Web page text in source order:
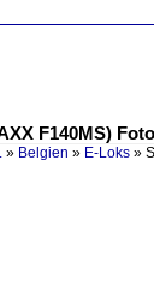
F140MS)
» Belgien » E-Loks »